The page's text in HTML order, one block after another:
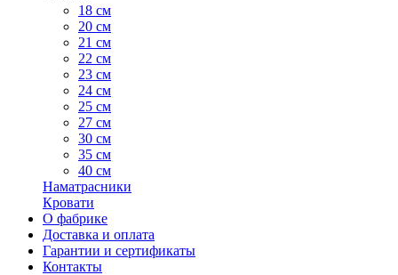
18 см
20 см
21 см
22 см
23 см
24 см
25 см
27 см
30 см
35 см
40 см
Наматрасники
Кровати
О фабрике
Доставка и оплата
Гарантии и сертификаты
Контакты